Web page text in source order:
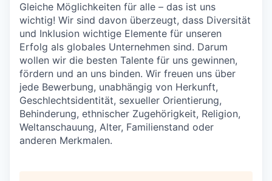
Gleiche Möglichkeiten für alle – das ist uns
wichtig! Wir sind davon überzeugt, dass Diversität
und Inklusion wichtige Elemente für unseren
Erfolg als globales Unternehmen sind. Darum
wollen wir die besten Talente für uns gewinnen,
fördern und an uns binden. Wir freuen uns über
jede Bewerbung, unabhängig von Herkunft,
Geschlechtsidentität, sexueller Orientierung,
Behinderung, ethnischer Zugehörigkeit, Religion,
Weltanschauung, Alter, Familienstand oder
anderen Merkmalen.